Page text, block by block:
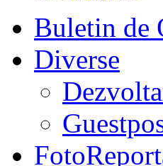
Buletin de
Diverse